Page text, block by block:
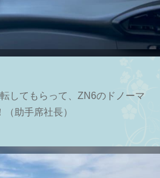
してもらって、ZN6のドノーマ
助手席社長）